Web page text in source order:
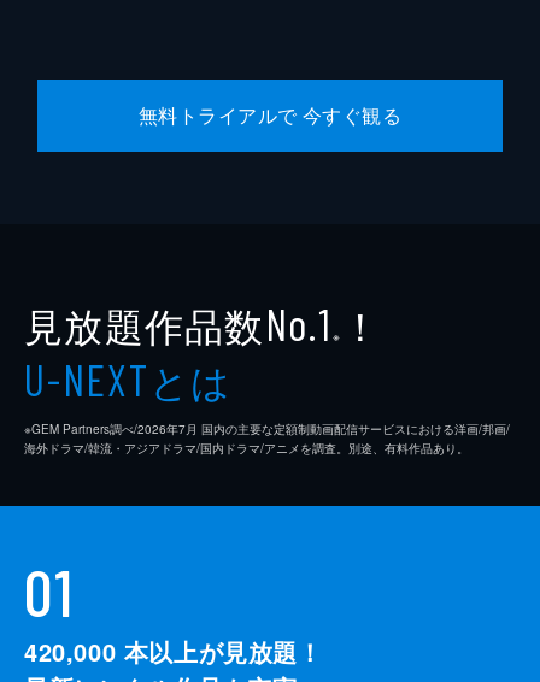
無料トライアルで 今すぐ観る
見放題作品数No.1 ※ ！
U-NEXTとは
※GEM Partners調べ/2026年7⽉ 国内の主要な定額制動画配信サービスにおける洋画/邦画/
海外ドラマ/韓流・アジアドラマ/国内ドラマ/アニメを調査。別途、有料作品あり。
01
420,000 本以上が見放題！